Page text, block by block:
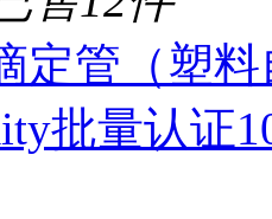
定管（塑
批量认证